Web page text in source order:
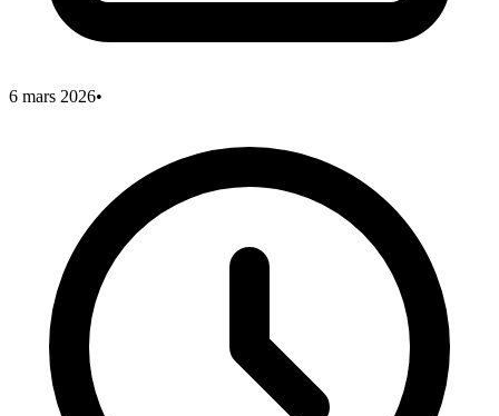
6 mars 2026•